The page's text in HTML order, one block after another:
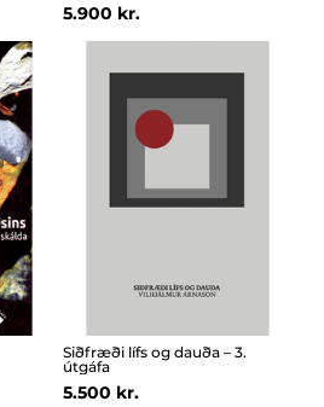
5.900 kr.
Siðfræði lífs og dauða – 3.
útgáfa
5.500 kr.